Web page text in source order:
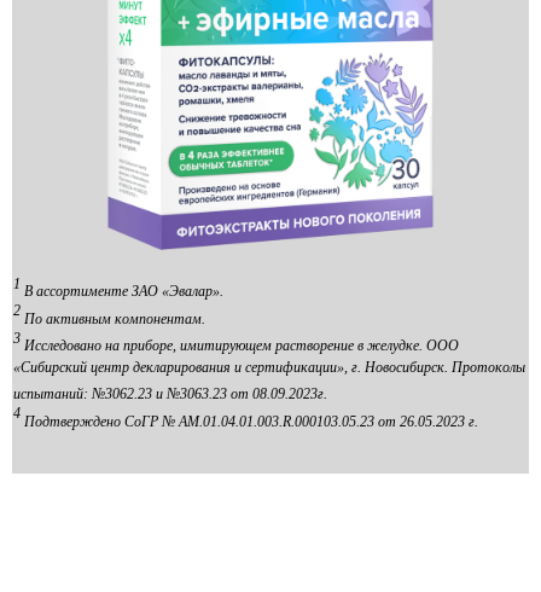
1 В ассортименте ЗАО «Эвалар».
2 По активным компонентам.
3 Исследовано на приборе, имитирующем растворение в желудке. ООО
«Сибирский центр декларирования и сертификации», г. Новосибирск. Протоколы
испытаний: №3062.23 и №3063.23 от 08.09.2023г.
4 Подтверждено СоГР № АМ.01.04.01.003.R.000103.05.23 от 26.05.2023 г.